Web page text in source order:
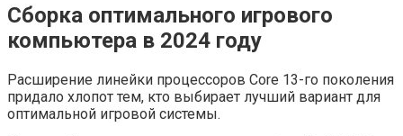
Сборка оптимального игрового
компьютера в 2024 году
Расширение линейки процессоров Core 13-го поколения
придало хлопот тем, кто выбирает лучший вариант для
оптимальной игровой системы.